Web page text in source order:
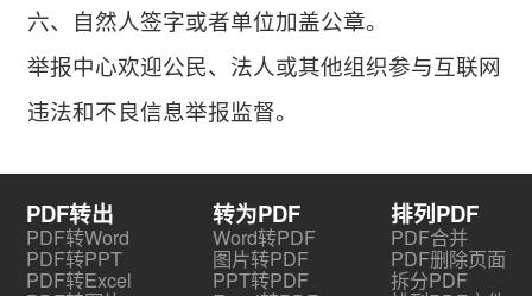
六、自然人签字或者单位加盖公章。
举报中心欢迎公民、法人或其他组织参与互联网
违法和不良信息举报监督。
PDF转出
PDF转Word
PDF转PPT
PDF转Excel
转为PDF
Word转PDF
图片转PDF
PPT转PDF
排列PDF
PDF合并
PDF删除页面
拆分PDF